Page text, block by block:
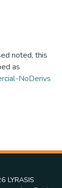
noted, this
as
NoDerivs
LYRASIS